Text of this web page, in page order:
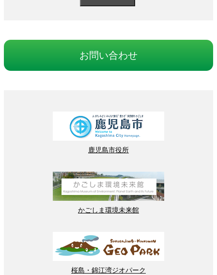
お問い合わせ
鹿児島市役所
かごしま 環境未来館
桜島 ・ 錦江湾ジオパーク